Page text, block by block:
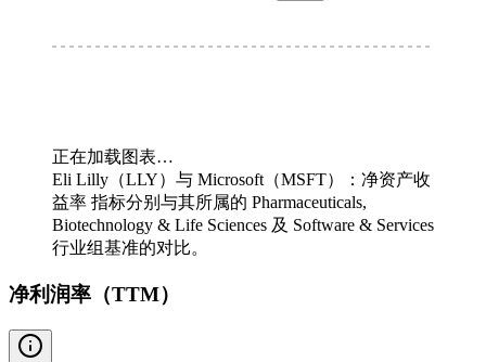
正在加载图表…
Eli Lilly（LLY）与 Microsoft（MSFT）：净资产收
益率 指标分别与其所属的 Pharmaceuticals,
Biotechnology & Life Sciences 及 Software & Services
行业组基准的对比。
净利润率（TTM）